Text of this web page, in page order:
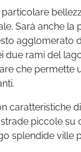
particolare
Sarà anche
agglomerato
rami del
che permette
caratteristiche
piccole su
splendide ville